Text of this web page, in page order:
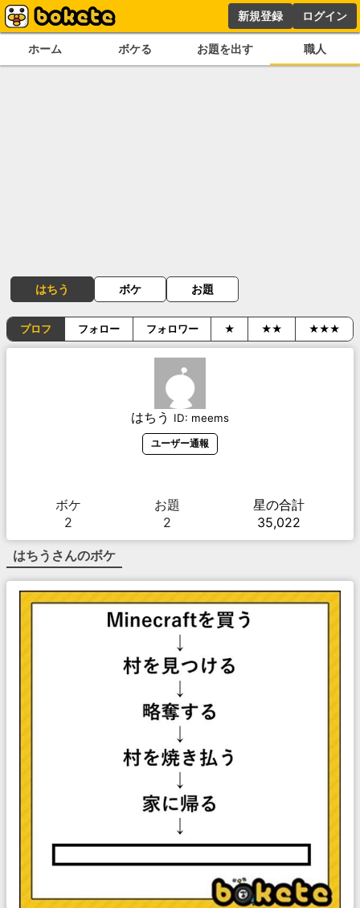
新規登録 ログイン
ホーム ボケる お題を出す 職人
はちう ボケ お題
プロフ フォロー フォロワー ★ ★★ ★★★
はちう ID: meems
ユーザー通報
ボケ
2
お題
2
星の合計
35,022
はちう さんのボケ